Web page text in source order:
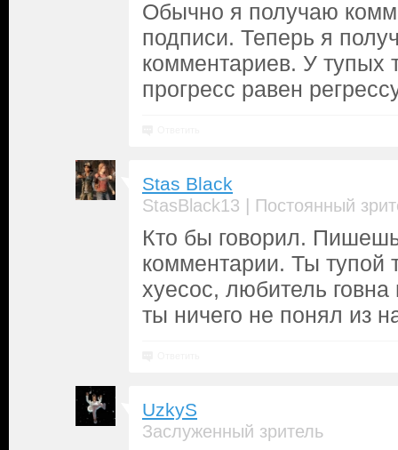
Обычно я получаю
подписи. Теперь я
комментариев. У тупых
прогресс равен
Stas Black
StasBlack13 | Постоянный
Кто бы говорил.
комментарии. Ты тупой
хуесос, любитель
ты ничего не понял из
UzkyS
Заслуженный зритель